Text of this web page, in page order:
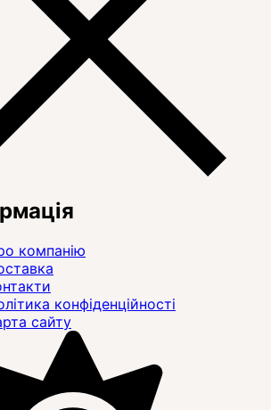
компанію
конфіденційності
сайту